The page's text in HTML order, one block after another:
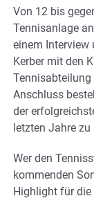
Von 12 bis
Tennisanlage
einem Interview
Kerber mit den
Anschluss
der
letzten Jahre
Wer den
kommenden
Highlight für